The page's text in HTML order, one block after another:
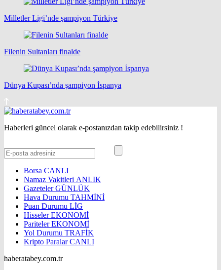
Milletler Ligi’nde şampiyon Türkiye
Filenin Sultanları finalde
Dünya Kupası’nda şampiyon İspanya
Haberleri güncel olarak e-postanızdan takip edebilirsiniz !
Borsa CANLI
Namaz Vakitleri ANLIK
GazetelerGÜNLÜK
Hava Durumu TAHMİNİ
Puan Durumu LİG
HisselerEKONOMİ
ParitelerEKONOMİ
Yol Durumu TRAFİK
Kripto ParalarCANLI
haberatabey.com.tr